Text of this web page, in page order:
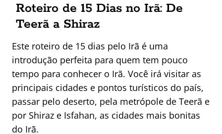
Roteiro de 15 Dias no Irã: De
Teerã a Shiraz
Este roteiro de 15 dias pelo Irã é uma
introdução perfeita para quem tem pouco
tempo para conhecer o Irã. Você irá visitar as
principais cidades e pontos turísticos do país,
passar pelo deserto, pela metrópole de Teerã e
por Shiraz e Isfahan, as cidades mais bonitas
do Irã.